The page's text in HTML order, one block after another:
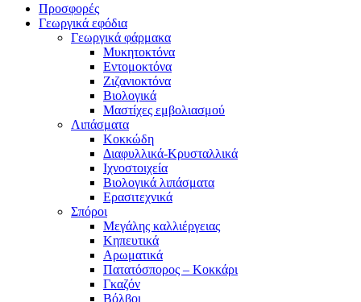
Προσφορές
Γεωργικά εφόδια
Γεωργικά φάρμακα
Μυκητοκτόνα
Εντομοκτόνα
Ζιζανιοκτόνα
Βιολογικά
Μαστίχες εμβολιασμού
Λιπάσματα
Κοκκώδη
Διαφυλλικά-Κρυσταλλικά
Ιχνοστοιχεία
Βιολογικά λιπάσματα
Ερασιτεχνικά
Σπόροι
Μεγάλης καλλιέργειας
Κηπευτικά
Αρωματικά
Πατατόσπορος – Κοκκάρι
Γκαζόν
Βόλβοι